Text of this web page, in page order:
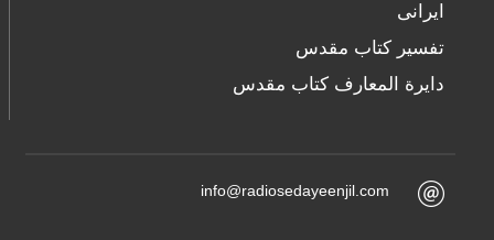
ایرانی
تفسیر کتاب مقدس
دایرة المعارف کتاب مقدس
info@radiosedayeenjil.com